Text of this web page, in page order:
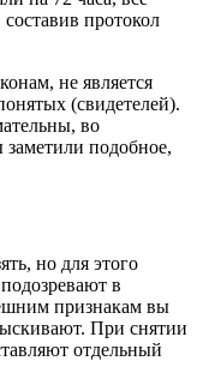
протокол
не является
(свидетелей).
во
подобное,
но для этого
в
признакам вы
При снятии
отдельный